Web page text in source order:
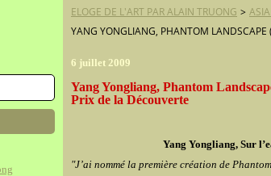
ELOGE DE L'ART PAR ALAIN TRUONG >
YANG YONGLIANG, PHANTOM LANDSCAPE
6 juillet 2009
Yang Yongliang, Phantom
Prix de la Découverte
Yang Yongliang, Sur
"J’ai nommé la première création de